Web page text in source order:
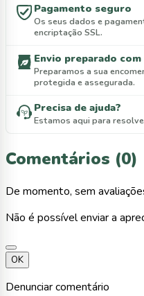
Pagamento seguro
Os seus dados e
encriptação SSL.
Envio preparado com
Preparamos a sua
protegida e assegurada.
Precisa de ajuda?
Estamos aqui para
Comentários (0)
De momento, sem
Não é possível enviar a
OK
Denunciar comentário